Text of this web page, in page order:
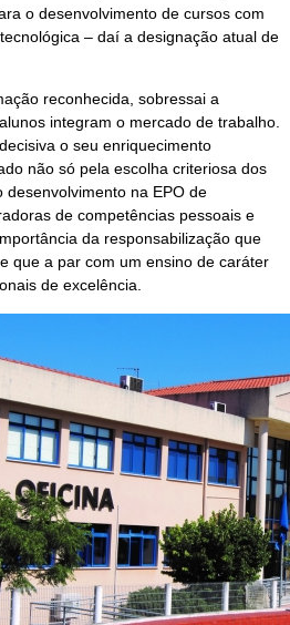
o desenvolvimento de cursos com
– daí a designação atual de
reconhecida, sobressai a
integram o mercado de trabalho.
o seu enriquecimento
não só pela escolha criteriosa dos
desenvolvimento na EPO de
de competências pessoais e
da responsabilização que
que a par com um ensino de caráter
de excelência.